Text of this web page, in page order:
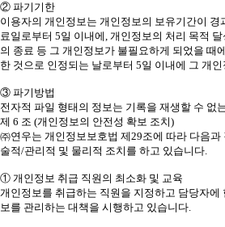
② 파기기한
이용자의 개인정보는 개인정보의 보유기간이 경
료일로부터 5일 이내에, 개인정보의 처리 목적
의 종료 등 그 개인정보가 불필요하게 되었을 때
한 것으로 인정되는 날로부터 5일 이내에 그 개
③ 파기방법
전자적 파일 형태의 정보는 기록을 재생할 수 없
제 6 조 (개인정보의 안전성 확보 조치)
㈜연우는 개인정보보호법 제29조에 따라 다음과
술적/관리적 및 물리적 조치를 하고 있습니다.
① 개인정보 취급 직원의 최소화 및 교육
개인정보를 취급하는 직원을 지정하고 담당자에
보를 관리하는 대책을 시행하고 있습니다.